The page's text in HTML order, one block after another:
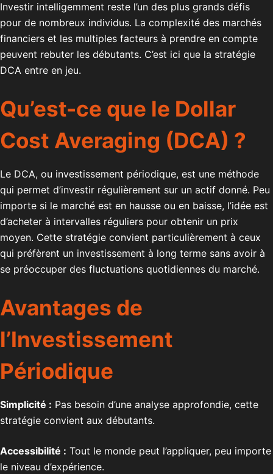
Investir intelligemment reste l’un des plus grands défis
pour de nombreux individus. La complexité des marchés
financiers et les multiples facteurs à prendre en compte
peuvent rebuter les débutants. C’est ici que la stratégie
DCA entre en jeu.
Qu’est-ce que le Dollar
Cost Averaging (DCA) ?
Le DCA, ou investissement périodique, est une méthode
qui permet d’investir régulièrement sur un actif donné. Peu
importe si le marché est en hausse ou en baisse, l’idée est
d’acheter à intervalles réguliers pour obtenir un prix
moyen. Cette stratégie convient particulièrement à ceux
qui préfèrent un investissement à long terme sans avoir à
se préoccuper des fluctuations quotidiennes du marché.
Avantages de
l’Investissement
Périodique
Simplicité : Pas besoin d’une analyse approfondie, cette
stratégie convient aux débutants.
Accessibilité : Tout le monde peut l’appliquer, peu importe
le niveau d’expérience.